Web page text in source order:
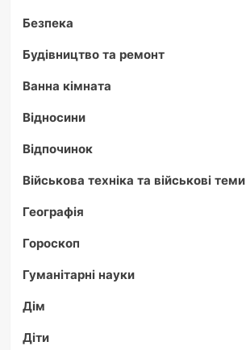
Безпека
Будівництво та ремонт
Ванна кімната
Відносини
Відпочинок
Військова техніка та військові теми
Географія
Гороскоп
Гуманітарні науки
Дім
Діти